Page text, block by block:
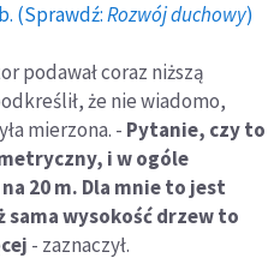
(Sprawdź:Rozwój duchowy)
podawał coraz niższą
że nie wiadomo,
mierzona. - Pytanie, czy to
i w ogóle
20 m. Dla mnie to jest
sama wysokość drzew to
- zaznaczył.